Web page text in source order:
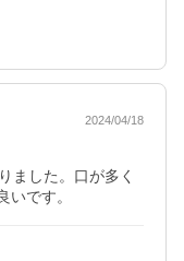
2024/04/18
ました。口が多く
です。